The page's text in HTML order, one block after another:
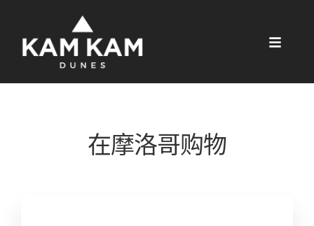
在摩洛哥购物